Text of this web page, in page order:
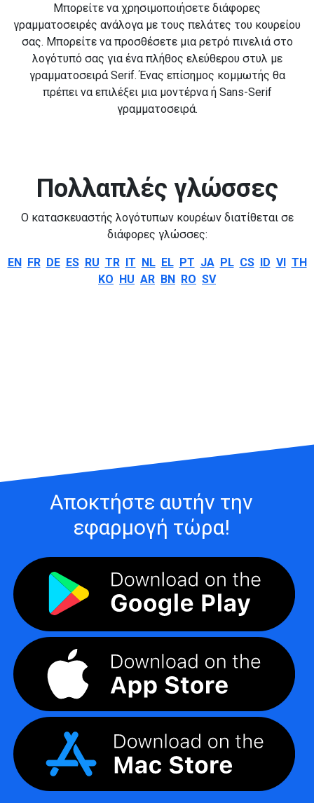
Μπορείτε να χρησιμοποιήσετε διάφορες
γραμματοσειρές ανάλογα με τους πελάτες του κουρείου
σας. Μπορείτε να προσθέσετε μια ρετρό πινελιά στο
λογότυπό σας για ένα πλήθος ελεύθερου στυλ με
γραμματοσειρά Serif. Ένας επίσημος κομμωτής θα
πρέπει να επιλέξει μια μοντέρνα ή Sans-Serif
γραμματοσειρά.
Πολλαπλές γλώσσες
Ο κατασκευαστής λογότυπων κουρέων διατίθεται σε
διάφορες γλώσσες:
EN FR DE ES RU TR IT NL EL PT JA PL CS ID VI TH
KO HU AR BN RO SV
Αποκτήστε αυτήν την
εφαρμογή τώρα!